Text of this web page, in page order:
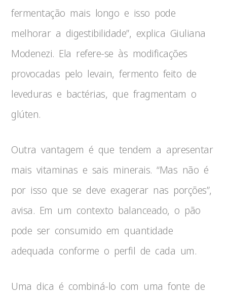
fermentação mais longo e isso pode
melhorar a digestibilidade”, explica Giuliana
Modenezi. Ela refere-se às modificações
provocadas pelo levain, fermento feito de
leveduras e bactérias, que fragmentam o
glúten.
Outra vantagem é que tendem a apresentar
mais vitaminas e sais minerais. “Mas não é
por isso que se deve exagerar nas porções”,
avisa. Em um contexto balanceado, o pão
pode ser consumido em quantidade
adequada conforme o perfil de cada um.
Uma dica é combiná-lo com uma fonte de